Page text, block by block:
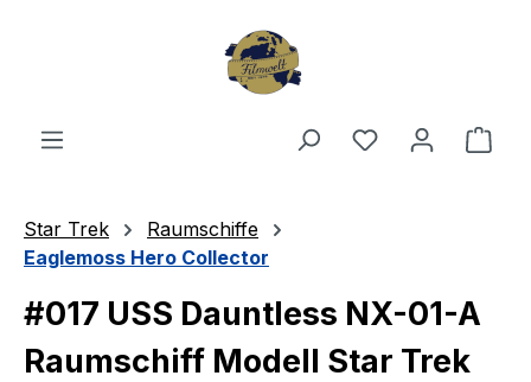
Du hast 0
Star Trek
Raumschiffe
Eaglemoss Hero Collector
#017 USS Dauntless NX-01-A
Raumschiff Modell Star Trek